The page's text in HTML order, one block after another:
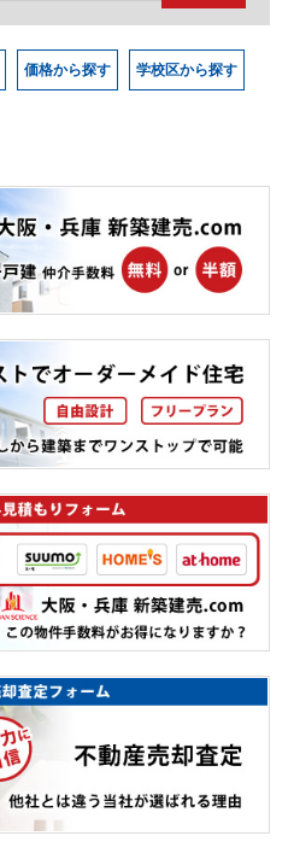
価格から探す 学校区から探す